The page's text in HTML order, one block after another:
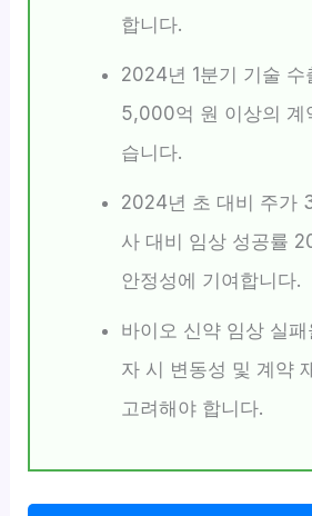
합니다.
2024년 1분기 기술 수
5,000억 원 이상의 계
습니다.
2024년 초 대비 주가
사 대비 임상 성공률
안정성에 기여합니다.
바이오 신약 임상 실
자 시 변동성 및 계약
고려해야 합니다.